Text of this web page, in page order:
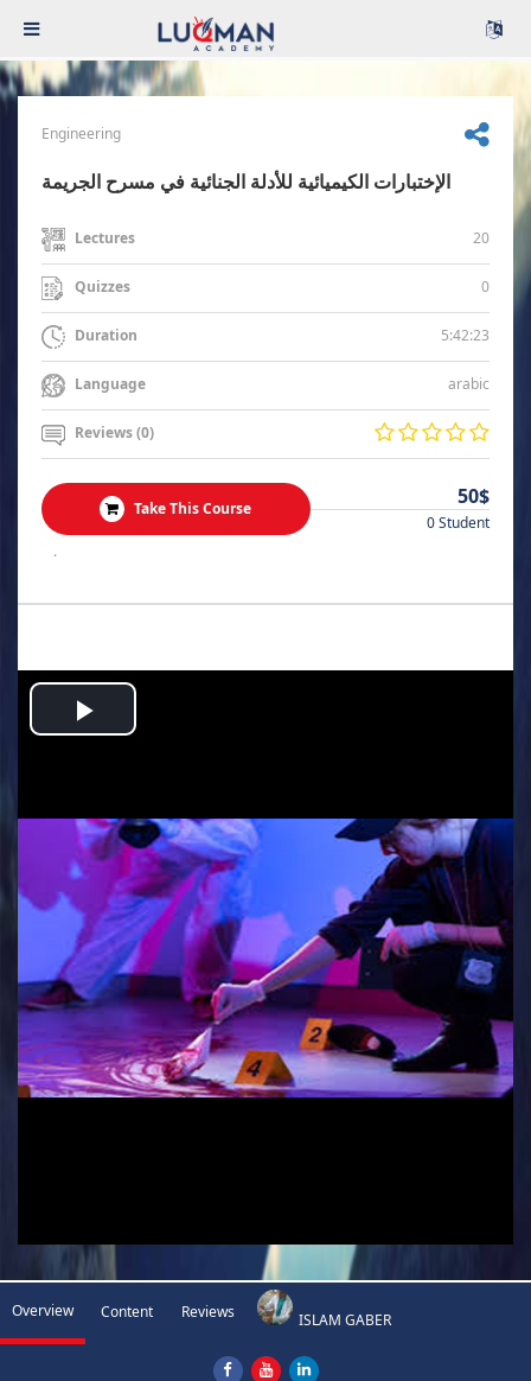
Engineering
الإختبارات الكيميائية للأدلة الجنائية في مسرح الجريمة
Lectures 20
Quizzes 0
Duration 5:42:23
Language arabic
Reviews (0)
Take This Course 50$
0 Student
.
Play
Overview Content Reviews ISLAM GABER